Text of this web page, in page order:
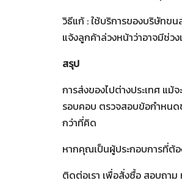
วิธีแก้ : ใช้บริการของบริษัทข
แจ้งลูกค้าล่วงหน้าว่าอาจมีช่วง
สรุป
การส่งของไปต่างประเทศ แ
รอบคอบ ตรวจสอบข้อกำหนด
กว่าที่คิด
หากคุณเป็นผู้ประกอบการที่ต้อ
ติดต่อเรา เพื่อสั่งซื้อ สอบถาม